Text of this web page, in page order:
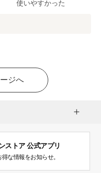
使いやすかった
ジへ
ストア 公式アプリ
な情報をお知らせ。